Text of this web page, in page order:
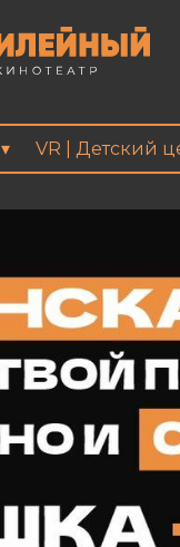
VR | Детский